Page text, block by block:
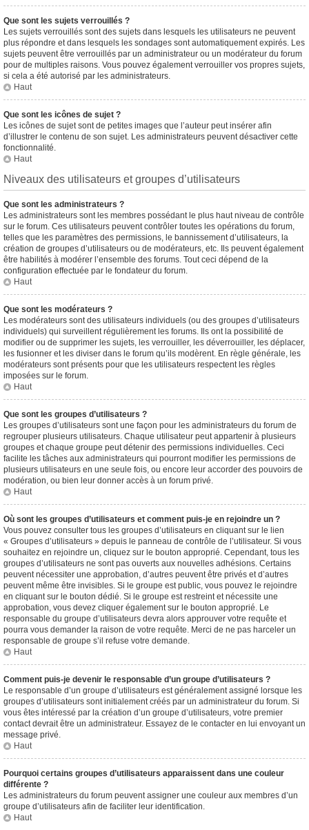
Que sont les sujets verrouillés ?
Les sujets verrouillés sont des sujets dans lesquels les utilisateurs ne peuvent
plus répondre et dans lesquels les sondages sont automatiquement expirés. Les
sujets peuvent être verrouillés par un administrateur ou un modérateur du forum
pour de multiples raisons. Vous pouvez également verrouiller vos propres sujets,
si cela a été autorisé par les administrateurs.
Haut
Que sont les icônes de sujet ?
Les icônes de sujet sont de petites images que l’auteur peut insérer afin
d’illustrer le contenu de son sujet. Les administrateurs peuvent désactiver cette
fonctionnalité.
Haut
Niveaux des utilisateurs et groupes d’utilisateurs
Que sont les administrateurs ?
Les administrateurs sont les membres possédant le plus haut niveau de contrôle
sur le forum. Ces utilisateurs peuvent contrôler toutes les opérations du forum,
telles que les paramètres des permissions, le bannissement d’utilisateurs, la
création de groupes d’utilisateurs ou de modérateurs, etc. Ils peuvent également
être habilités à modérer l’ensemble des forums. Tout ceci dépend de la
configuration effectuée par le fondateur du forum.
Haut
Que sont les modérateurs ?
Les modérateurs sont des utilisateurs individuels (ou des groupes d’utilisateurs
individuels) qui surveillent régulièrement les forums. Ils ont la possibilité de
modifier ou de supprimer les sujets, les verrouiller, les déverrouiller, les déplacer,
les fusionner et les diviser dans le forum qu’ils modèrent. En règle générale, les
modérateurs sont présents pour que les utilisateurs respectent les règles
imposées sur le forum.
Haut
Que sont les groupes d’utilisateurs ?
Les groupes d’utilisateurs sont une façon pour les administrateurs du forum de
regrouper plusieurs utilisateurs. Chaque utilisateur peut appartenir à plusieurs
groupes et chaque groupe peut détenir des permissions individuelles. Ceci
facilite les tâches aux administrateurs qui pourront modifier les permissions de
plusieurs utilisateurs en une seule fois, ou encore leur accorder des pouvoirs de
modération, ou bien leur donner accès à un forum privé.
Haut
Où sont les groupes d’utilisateurs et comment puis-je en rejoindre un ?
Vous pouvez consulter tous les groupes d’utilisateurs en cliquant sur le lien
« Groupes d’utilisateurs » depuis le panneau de contrôle de l’utilisateur. Si vous
souhaitez en rejoindre un, cliquez sur le bouton approprié. Cependant, tous les
groupes d’utilisateurs ne sont pas ouverts aux nouvelles adhésions. Certains
peuvent nécessiter une approbation, d’autres peuvent être privés et d’autres
peuvent même être invisibles. Si le groupe est public, vous pouvez le rejoindre
en cliquant sur le bouton dédié. Si le groupe est restreint et nécessite une
approbation, vous devez cliquer également sur le bouton approprié. Le
responsable du groupe d’utilisateurs devra alors approuver votre requête et
pourra vous demander la raison de votre requête. Merci de ne pas harceler un
responsable de groupe s’il refuse votre demande.
Haut
Comment puis-je devenir le responsable d’un groupe d’utilisateurs ?
Le responsable d’un groupe d’utilisateurs est généralement assigné lorsque les
groupes d’utilisateurs sont initialement créés par un administrateur du forum. Si
vous êtes intéressé par la création d’un groupe d’utilisateurs, votre premier
contact devrait être un administrateur. Essayez de le contacter en lui envoyant un
message privé.
Haut
Pourquoi certains groupes d’utilisateurs apparaissent dans une couleur
différente ?
Les administrateurs du forum peuvent assigner une couleur aux membres d’un
groupe d’utilisateurs afin de faciliter leur identification.
Haut